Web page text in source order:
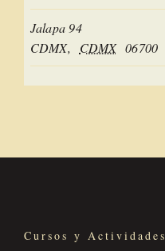
Jalapa 94
CDMX, CDMX 06700
Cursos y Actividades